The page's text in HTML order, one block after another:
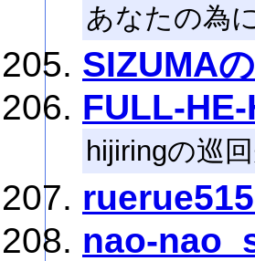
あなたの為
SIZUMA
FULL-
hijiringの巡回
nao-